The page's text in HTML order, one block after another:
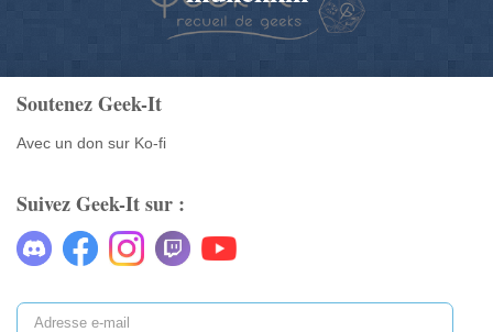
Soutenez Geek-It
Avec un don sur Ko-fi
Suivez Geek-It sur :
A